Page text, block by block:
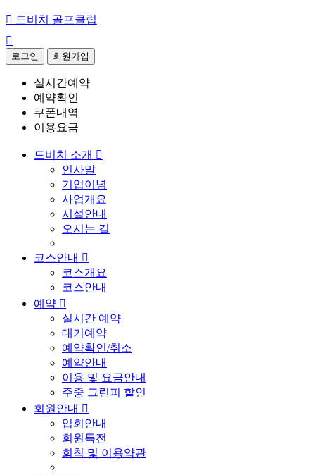
 드비치 골프클럽

로그인 회원가입
실시간예약
예약확인
쿠폰내역
이용요금
드비치 소개 
인사말
기업이념
사업개요
시설안내
오시는 길
코스안내 
코스개요
코스안내
예약 
실시간 예약
대기예약
예약확인/취소
예약안내
이용 및 요금안내
주중 그린피 할인
회원안내 
입회안내
회원특전
회칙 및 이용약관